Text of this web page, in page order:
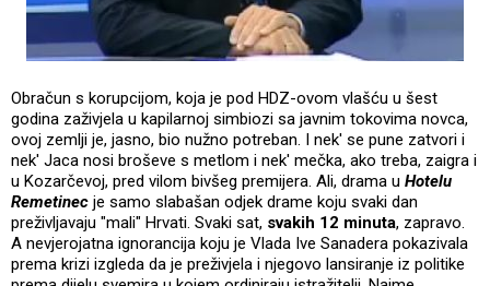
Obračun s korupcijom, koja je pod HDZ-ovom vlašću u šest
godina zaživjela u kapilarnoj simbiozi sa javnim tokovima novca,
ovoj zemlji je, jasno, bio nužno potreban. I nek' se pune zatvori i
nek' Jaca nosi broševe s metlom i nek' mečka, ako treba, zaigra i
u Kozarčevoj, pred vilom bivšeg premijera. Ali, drama u Hotelu
Remetinec je samo slabašan odjek drame koju svaki dan
preživljavaju "mali" Hrvati. Svaki sat, svakih 12 minuta, zapravo.
A nevjerojatna ignorancija koju je Vlada Ive Sanadera pokazivala
prema krizi izgleda da je preživjela i njegovo lansiranje iz politike